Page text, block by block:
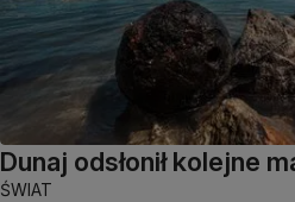
Dunaj odsłonił kolejne
ŚWIAT